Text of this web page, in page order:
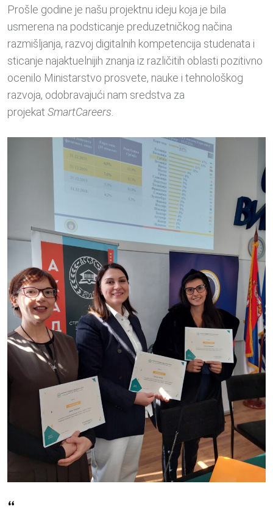
Prošle godine je našu projektnu ideju koja je bila
usmerena na podsticanje preduzetničkog načina
razmišljanja, razvoj digitalnih kompetencija studenata i
sticanje najaktuelnijih znanja iz različitih oblasti pozitivno
ocenilo Ministarstvo prosvete, nauke i tehnološkog
razvoja, odobravajući nam sredstva za
projekat SmartCareers.
“